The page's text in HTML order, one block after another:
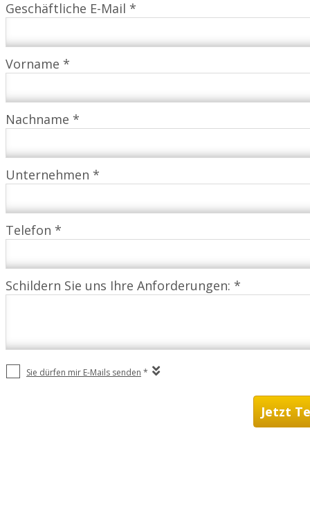
Geschäftliche E-Mail *
Vorname *
Nachname *
Unternehmen *
Telefon *
Schildern Sie uns Ihre Anforderungen: *
Sie dürfen mir E-Mails senden *
Jetzt